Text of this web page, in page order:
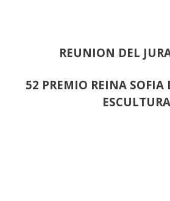
REUNION DEL
52 PREMIO REINA SOFIA
ESCULTURA